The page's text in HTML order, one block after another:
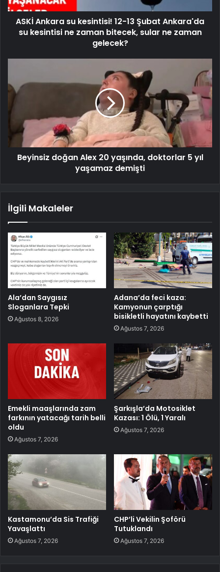
ASKİ Ankara su kesintisi! 12-13 Şubat Ankara'da
su kesintisi ne zaman bitecek, sular ne zaman
gelecek?
Beyinsiz doğan Alex 20 yaşında, doktorlar 5 yıl
yaşamaz demişti
İlgili Makaleler
Ala’dan Saygısız
Sloganlara Tepki
Ağustos 8, 2026
Adana’da feci kaza:
Kamyonun çarptığı
bisikletli hayatını kaybetti
Ağustos 7, 2026
Emekli maaşlarında zam
farkının yatacağı tarih belli
oldu
Ağustos 7, 2026
Şarkışla’da Motosiklet
Kazası: 1 Ölü, 1 Yaralı
Ağustos 7, 2026
Kastamonu’da Sis Trafiği
Yavaşlattı
Ağustos 7, 2026
CHP’li Vekilin Şoförü
Tutuklandı
Ağustos 7, 2026